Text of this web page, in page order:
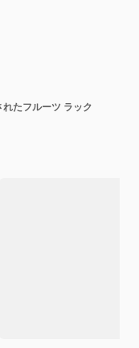
たフルーツ ラック